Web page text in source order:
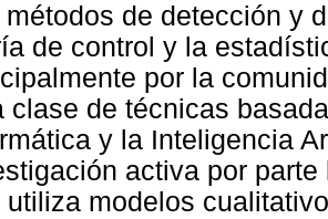
métodos de detección y
de control y la
por la
clase de técnicas
y la Inteligencia
activa por
utiliza modelos